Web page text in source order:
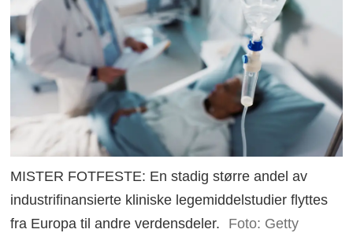
MISTER FOTFESTE: En stadig større andel av
industrifinansierte kliniske legemiddelstudier flyttes
fra Europa til andre verdensdeler.
Foto: Getty